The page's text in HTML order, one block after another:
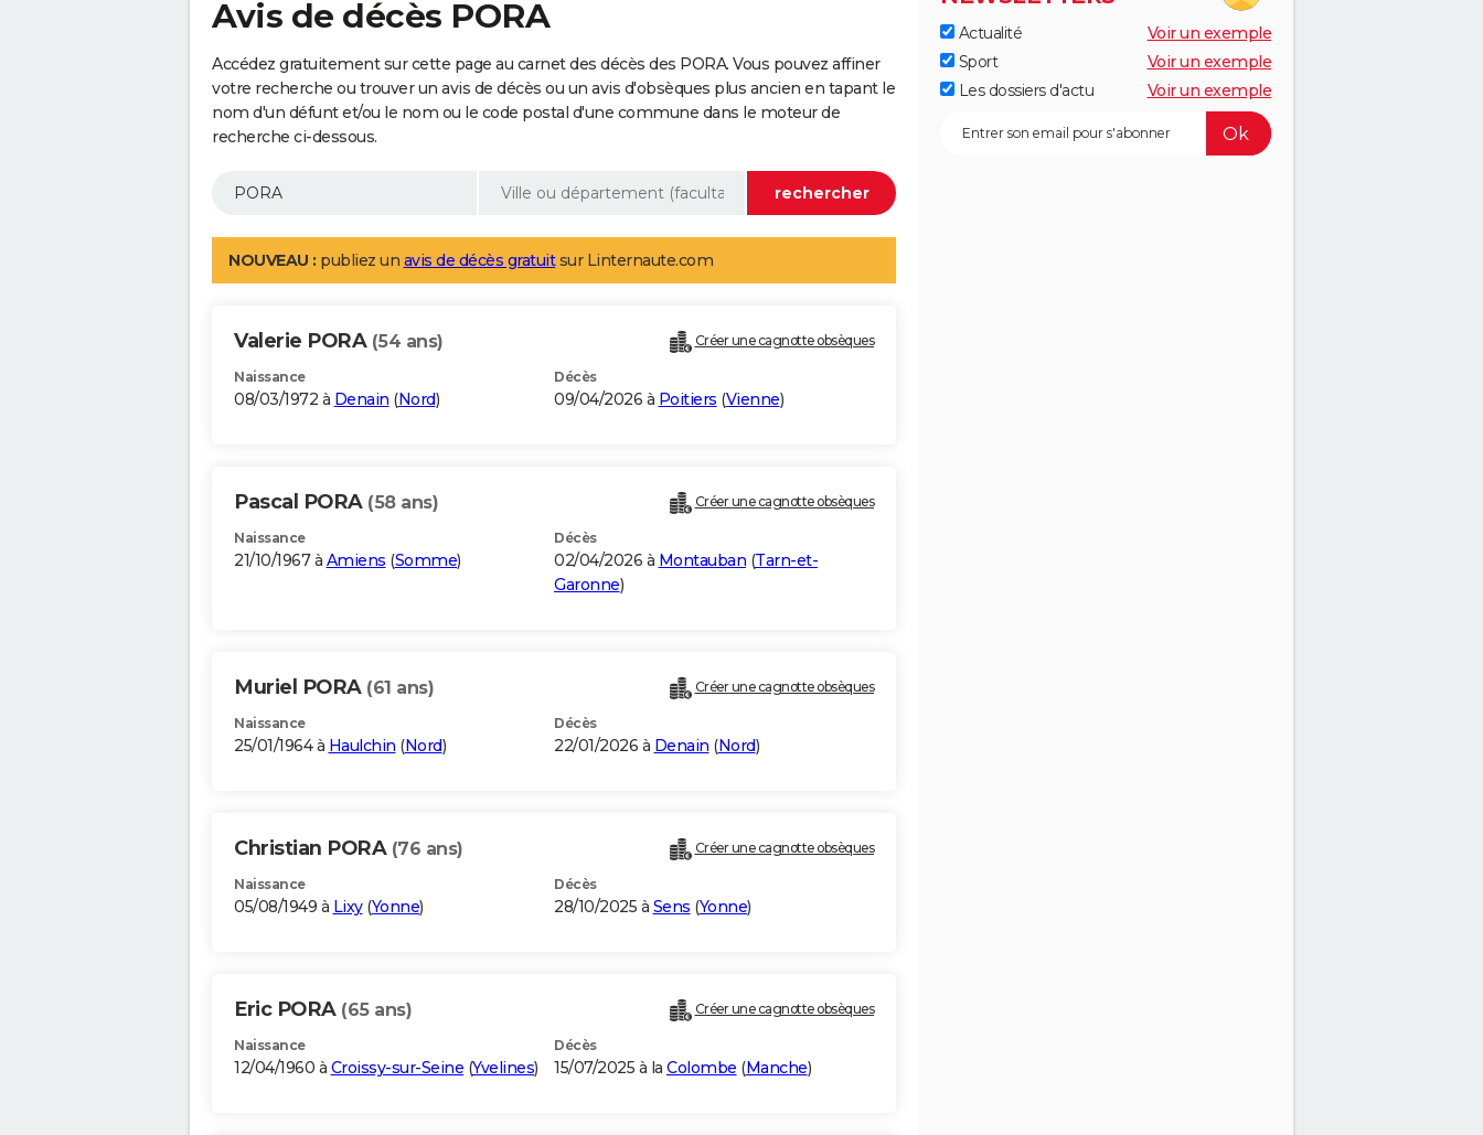
Avis de décès PORA
Accédez gratuitement sur cette page au carnet des décès des PORA. Vous pouvez affiner
votre recherche ou trouver un avis de décès ou un avis d'obsèques plus ancien en tapant le
nom d'un défunt et/ou le nom ou le code postal d'une commune dans le moteur de
recherche ci-dessous.
NOUVEAU : publiez un avis de décès gratuitsur Linternaute.com
Valerie PORA (54 ans) Créer une cagnotte obsèques
Naissance
08/03/1972 à Denain (Nord)
Décès
09/04/2026 à Poitiers (Vienne)
Pascal PORA (58 ans) Créer une cagnotte obsèques
Naissance
21/10/1967 à Amiens (Somme)
Décès
02/04/2026 à Montauban (Tarn-et-
Garonne)
Muriel PORA (61 ans) Créer une cagnotte obsèques
Naissance
25/01/1964 à Haulchin (Nord)
Décès
22/01/2026 à Denain (Nord)
Christian PORA (76 ans) Créer une cagnotte obsèques
Naissance
05/08/1949 à Lixy(Yonne)
Décès
28/10/2025 à Sens (Yonne)
Eric PORA (65 ans) Créer une cagnotte obsèques
Naissance
12/04/1960 à Croissy-sur-Seine (Yvelines)
Décès
15/07/2025 à la Colombe (Manche)
Actualité
Voir un exemple
Sport
Voir un exemple
Les dossiers d'actu
Voir un exemple